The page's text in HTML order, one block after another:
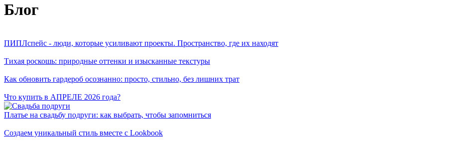
Блог
ПИПЛспейс - люди, которые усиливают проекты. Пространство, где их находят
Тихая роскошь: природные оттенки и изысканные текстуры
Как обновить гардероб осознанно: просто, стильно, без лишних трат
Что купить в АПРЕЛЕ 2026 года?
Платье на свадьбу подруги: как выбрать, чтобы запомниться
Создаем уникальный стиль вместе с Lookbook